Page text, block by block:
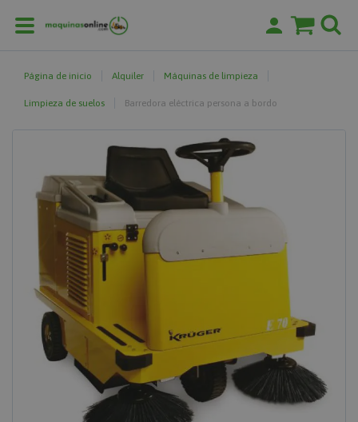
Página de inicio Alquiler Máquinas de limpieza
Limpieza de suelos Barredora eléctrica persona a bordo